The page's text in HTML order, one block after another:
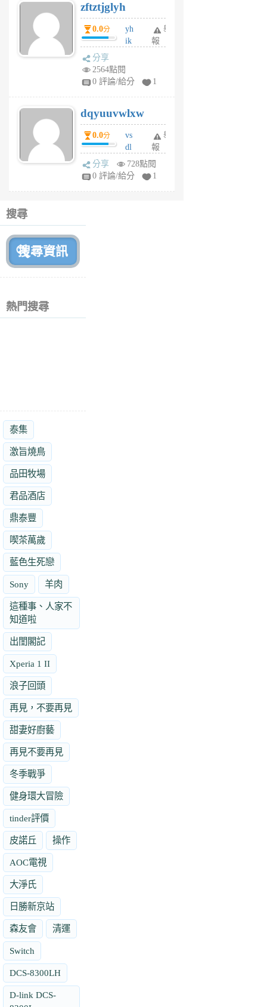
月
前
zftztjglyh
0.0分
yh
ik
tu
6
個
月
前
舉
報
分享
2564點閱
0 評論/給分
1
dqyuuvwlxw
0.0分
vs
dl
sq
fy
舉
報
分享
728點閱
0 評論/給分
1
搜尋
熱門搜尋
泰集
激旨燒鳥
品田牧場
君品酒店
鼎泰豐
喫茶萬歲
藍色生死戀
Sony 羊肉
這種事、人家不
知道啦
出閨閣記
Xperia 1 II
浪子回頭
再見，不要再見
甜妻好廚藝
再見不要再見
冬季戰爭
健身環大冒險
tinder評價
皮諾丘 操作
AOC電視
大淨氏
日勝新京站
森友會 清運
Switch
DCS-8300LH
D-link DCS-